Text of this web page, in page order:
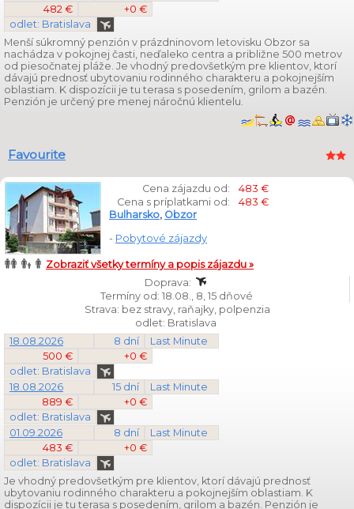
482 €
+0 €
odlet: Bratislava
Menší súkromný penzión v prázdninovom letovisku Obzor sa
nachádza v pokojnej časti, neďaleko centra a približne 500 metrov
od piesočnatej pláže. Je vhodný predovšetkým pre klientov, ktorí
dávajú prednosť ubytovaniu rodinného charakteru a pokojnejším
oblastiam. K dispozícii je tu terasa s posedením, grilom a bazén.
Penzión je určený pre menej náročnú klientelu.
Favourite
Cena zájazdu od:
483 €
Cena s príplatkami od:
483 €
Bulharsko, Obzor
- Pobytové zájazdy
Zobraziť všetky termíny a popis zájazdu »
Doprava:
Termíny od: 18.08., 8, 15 dňové
Strava: bez stravy, raňajky, polpenzia
odlet: Bratislava
18.08.2026
8 dní
Last Minute
500 €
+0 €
odlet: Bratislava
18.08.2026
15 dní
Last Minute
889 €
+0 €
odlet: Bratislava
01.09.2026
8 dní
Last Minute
483 €
+0 €
odlet: Bratislava
Je vhodný predovšetkým pre klientov, ktorí dávajú prednosť
ubytovaniu rodinného charakteru a pokojnejším oblastiam. K
dispozícii je tu terasa s posedením, grilom a bazén. Penzión je